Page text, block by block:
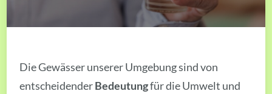
Die Gewässer unserer Umgebung sind von
entscheidenderBedeutungfür die Umwelt und